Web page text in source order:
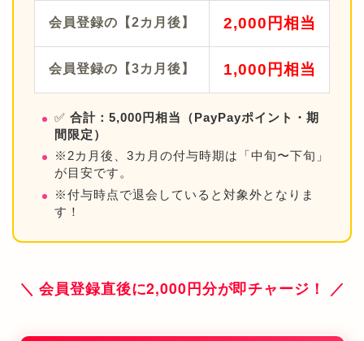
会員登録の【2カ月後】 2,000円相当
会員登録の【3カ月後】 1,000円相当
✅ 合計：5,000円相当（PayPayポイント・期
間限定）
※2カ月後、3カ月の付与時期は「中旬〜下旬」
が目安です。
※付与時点で退会していると対象外となりま
す！
＼ 会員登録直後に2,000円分が即チャージ！ ／